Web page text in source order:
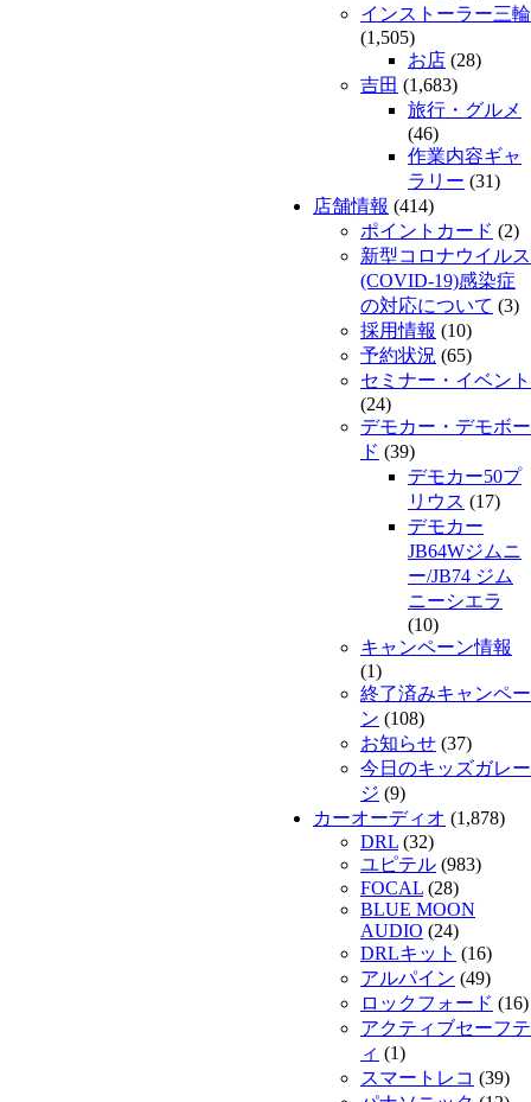
インストーラー三輪
(1,505)
お店 (28)
吉田 (1,683)
旅行・グルメ
(46)
作業内容ギャ
ラリー (31)
店舗情報 (414)
ポイントカード (2)
新型コロナウイルス
(COVID-19)感染症
の対応について (3)
採用情報 (10)
予約状況 (65)
セミナー・イベント
(24)
デモカー・デモボー
ド (39)
デモカー50プ
リウス (17)
デモカー
JB64Wジムニ
ー/JB74 ジム
ニーシエラ
(10)
キャンペーン情報
(1)
終了済みキャンペー
ン (108)
お知らせ (37)
今日のキッズガレー
ジ (9)
カーオーディオ (1,878)
DRL (32)
ユピテル (983)
FOCAL (28)
BLUE MOON
AUDIO (24)
DRLキット (16)
アルパイン (49)
ロックフォード (16)
アクティブセーフテ
ィ (1)
スマートレコ (39)